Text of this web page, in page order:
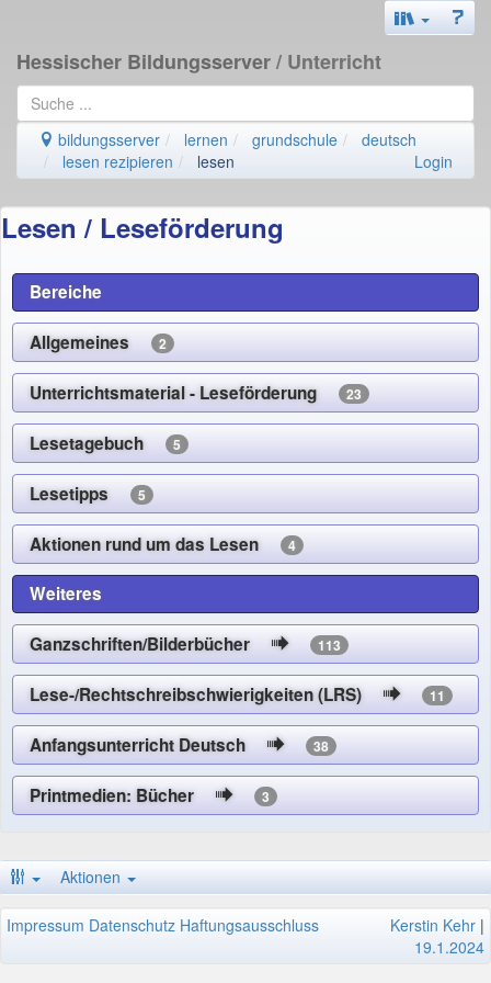
Hessischer Bildungsserver/ Unterricht
bildungsserver lernen grundschule
deutsch
lesen rezipieren
lesen Login
Lesen / Leseförderung
Bereiche
Allgemeines 2
Unterrichtsmaterial - Leseförderung 23
Lesetagebuch 5
Lesetipps 5
Aktionen rund um das Lesen 4
Weiteres
Ganzschriften/Bilderbücher 113
Lese-/Rechtschreibschwierigkeiten (LRS) 11
Anfangsunterricht Deutsch 38
Printmedien: Bücher 3
Aktionen
Impressum Datenschutz Haftungsausschluss Kerstin Kehr |
19.1.2024